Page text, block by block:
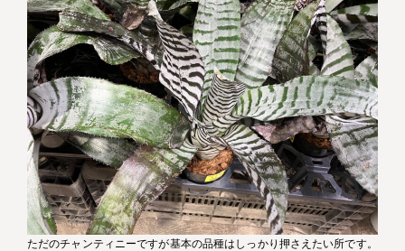
ただのチャンティニーですが基本の品種はしっかり押さえたい所です。